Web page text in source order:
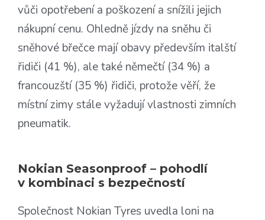
vůči opotřebení a poškození a snížili jejich
nákupní cenu. Ohledně jízdy na sněhu či
sněhové břečce mají obavy především italští
řidiči (41 %), ale také němečtí (34 %) a
francouzští (35 %) řidiči, protože věří, že
místní zimy stále vyžadují vlastnosti zimních
pneumatik.
Nokian Seasonproof – pohodlí
v kombinaci s bezpečností
Společnost Nokian Tyres uvedla loni na